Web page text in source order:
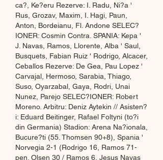
ca?, Ke?eru Rezerve: I. Radu, Ni?a '
Rus, Grozav, Maxim, I. Hagi, Paun,
Anton, Bordeianu, Fl. Andone SELEC?
IONER: Cosmin Contra. SPANIA: Kepa '
J. Navas, Ramos, Llorente, Alba ' Saul,
Busquets, Fabian Ruiz ' Rodrigo, Alcacer,
Ceballos Rezerve: De Gea, Pau Lopez '
Carvajal, Hermoso, Sarabia, Thiago,
Suso, Oyarzabal, Gaya, Rodri, Unai
Nunez, Parejo SELEC?IONER: Robert
Moreno. Arbitru: Deniz Aytekin // Asisten?
i: Eduard Beitinger, Rafael Foltyni (to?i
din Germania) Stadion: Arena Na?ionala,
Bucure?ti (55. Thomsen 90+8), Spania '
Norvegia 2-1 (Rodrigo 16, Ramos 71-
pen. Olsen 30 / Ramos 6, Jesus Navas